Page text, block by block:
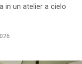
in un atelier a cielo